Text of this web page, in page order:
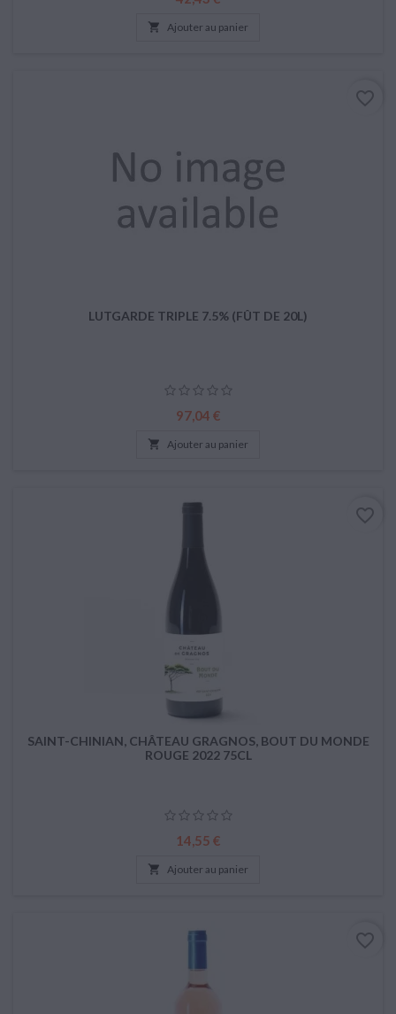
 Ajouter au panier
LUTGARDE TRIPLE 7.5% (FÛT DE 20L)
Prix
97,04 €
 Ajouter au panier
favorite_border
SAINT-CHINIAN, CHÂTEAU GRAGNOS, BOUT DU MONDE
ROUGE 2022 75CL
Prix
14,55 €
 Ajouter au panier
favorite_border
favorite_border